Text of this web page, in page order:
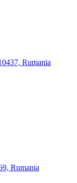
Rumania
Rumania